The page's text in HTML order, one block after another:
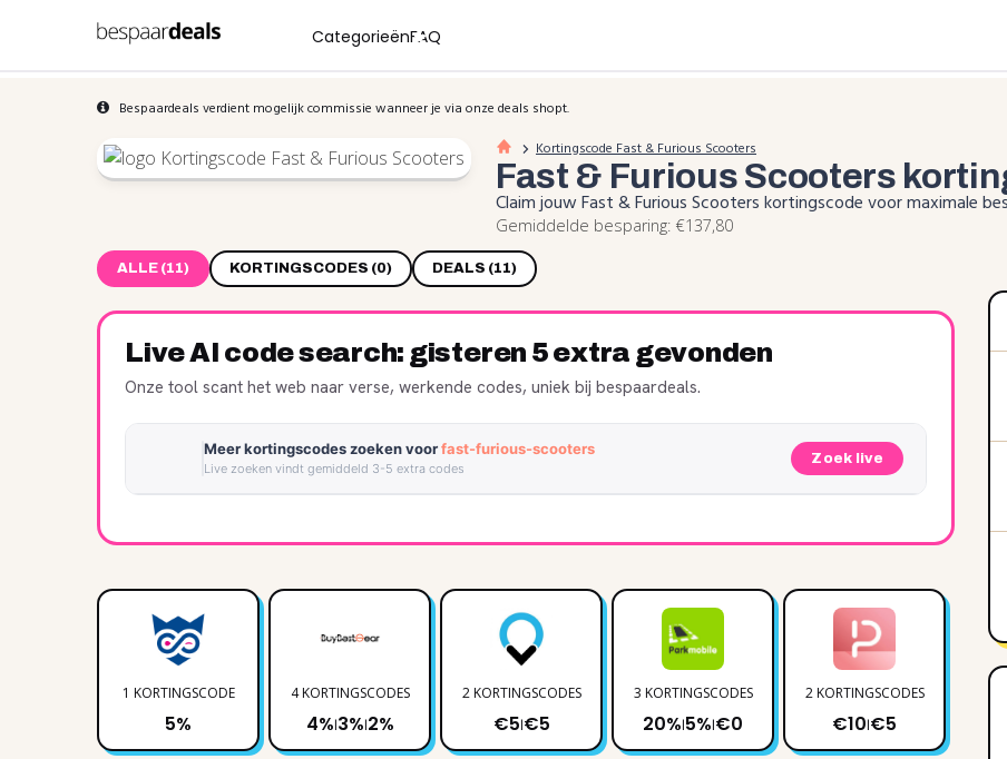
CategorieënFAQ
Bespaardeals verdient mogelijk commissie wanneer je via onze deals shopt.
Kortingscode Fast & Furious Scooters
Fast & Furious Scooters
Claim jouw Fast & Furious Scooters kortingscode voor maximale
Gemiddelde besparing: €137,80
ALLE (11) KORTINGSCODES (0) DEALS (11)
Live AI code search: gisteren 5 extra gevonden
Onze tool scant het web naar verse, werkende codes, uniek bij bespaardeals.
Meer kortingscodes zoeken voorfast-furious-scooters
Live zoeken vindt gemiddeld 3-5 extra codes
Zoek live
1 KORTINGSCODE
5%
4 KORTINGSCODES
4%|3%|2%
2 KORTINGSCODES
€5|€5
3 KORTINGSCODES
20%|5%|€0
2 KORTINGSCODES
€10|€5